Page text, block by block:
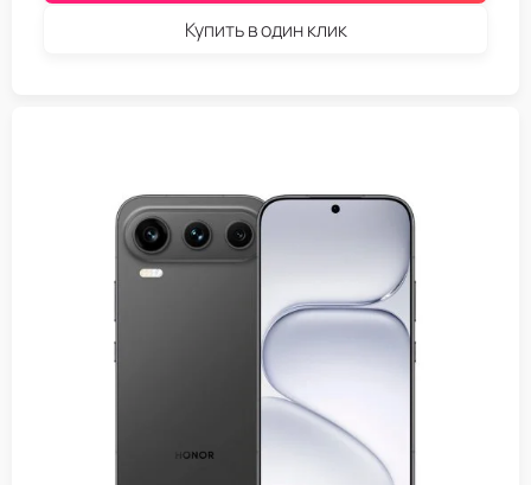
Купить в один клик